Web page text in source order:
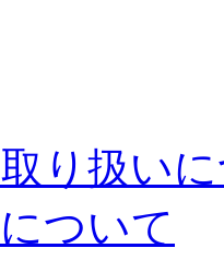
り扱い
ついて